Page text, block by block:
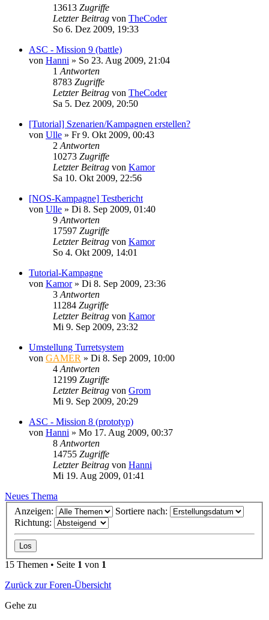
13613 Zugriffe
Letzter Beitrag von TheCoder
So 6. Dez 2009, 19:33
ASC - Mission 9 (battle)
von Hanni » So 23. Aug 2009, 21:04
1 Antworten
8783 Zugriffe
Letzter Beitrag von TheCoder
Sa 5. Dez 2009, 20:50
[Tutorial] Szenarien/Kampagnen erstellen?
von Ulle » Fr 9. Okt 2009, 00:43
2 Antworten
10273 Zugriffe
Letzter Beitrag von Kamor
Sa 10. Okt 2009, 22:56
[NOS-Kampagne] Testbericht
von Ulle » Di 8. Sep 2009, 01:40
9 Antworten
17597 Zugriffe
Letzter Beitrag von Kamor
So 4. Okt 2009, 14:01
Tutorial-Kampagne
von Kamor» Di 8. Sep 2009, 23:36
3 Antworten
11284 Zugriffe
Letzter Beitrag von Kamor
Mi 9. Sep 2009, 23:32
Umstellung Turretsystem
von GAMER » Di 8. Sep 2009, 10:00
4 Antworten
12199 Zugriffe
Letzter Beitrag von Grom
Mi 9. Sep 2009, 20:29
ASC - Mission 8 (prototyp)
von Hanni » Mo 17. Aug 2009, 00:37
8 Antworten
14755 Zugriffe
Letzter Beitrag von Hanni
Mi 19. Aug 2009, 01:41
Neues Thema
Anzeigen:
Sortiere nach:
Richtung:
15 Themen • Seite 1 von 1
Zurück zur Foren-Übersicht
Gehe zu